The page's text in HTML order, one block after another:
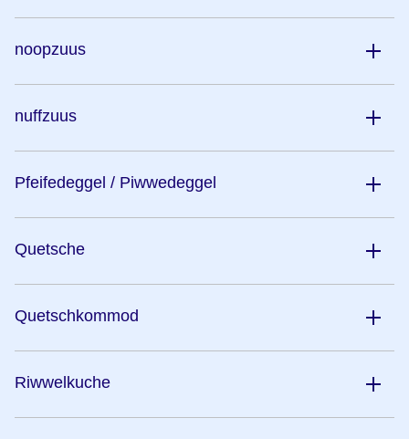
noopzuus
nuffzuus
Pfeifedeggel / Piwwedeggel
Quetsche
Quetschkommod
Riwwelkuche